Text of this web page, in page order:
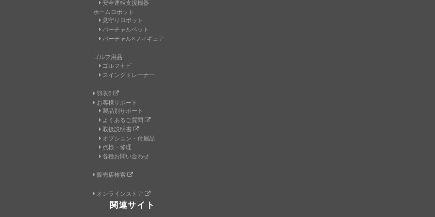
安全運転支援機器
ホームロボット
見守りロボット
バーチャルペット
バーチャル×フィギュア
ゴルフ用品
ゴルフナビ
スイングトレーナー
羽衣6
お客様サポート
製品別サポート
よくあるご質問
取扱説明書
オプション・付属品
点検・修理
各種お問い合わせ
販売店検索
オンラインストア
関連サイト